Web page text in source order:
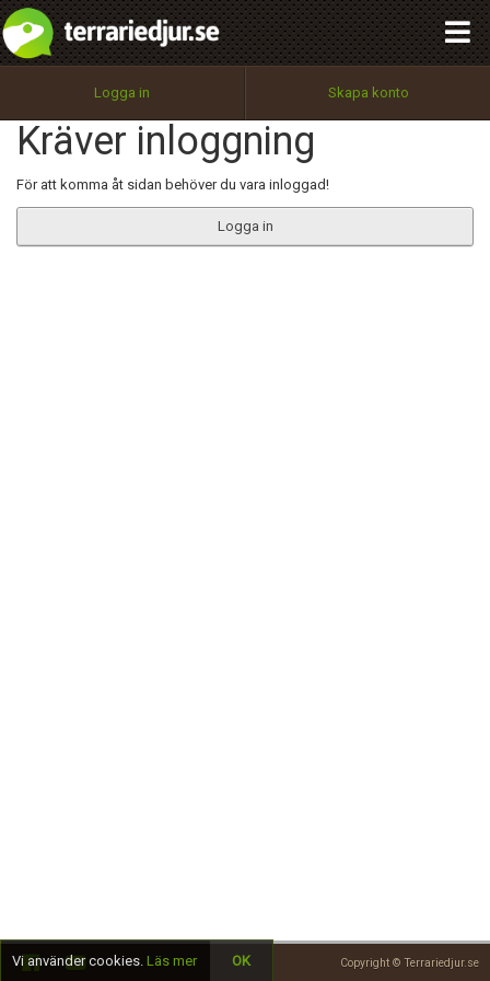
Logga in Skapa konto
Kräver inloggning
För att komma åt sidan behöver du vara inloggad!
Logga in
Copyright © Terrariedjur.se
Utför
100%
OK
integritetspolicy
Namn:
Epost:
Begär nytt lösenord
Tillbaka till förstasidan
Vi använder cookies. Läs mer OK